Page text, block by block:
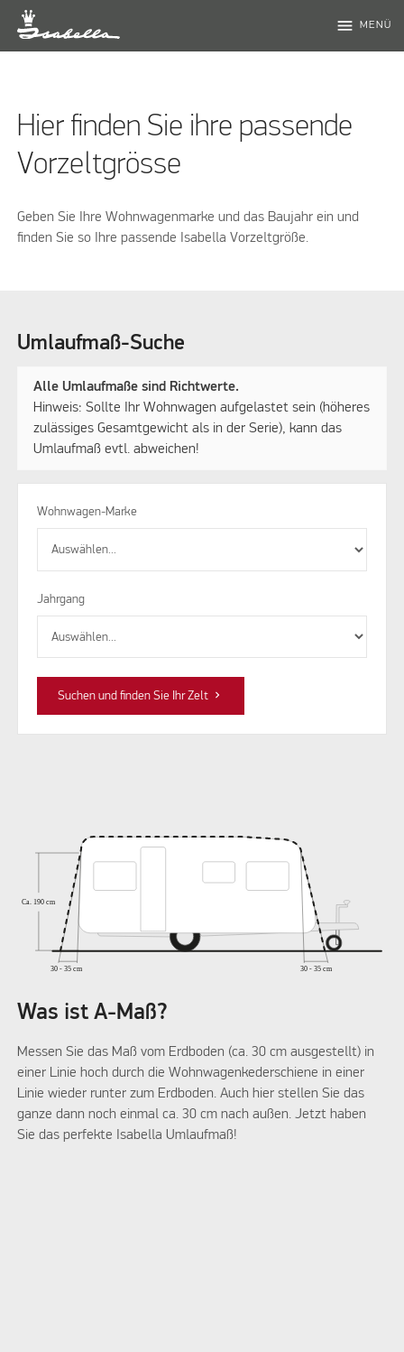
menu MENÜ
Hier finden Sie ihre passende
Vorzeltgrösse
Geben Sie Ihre Wohnwagenmarke und das Baujahr ein und
finden Sie so Ihre passende Isabella Vorzeltgröße.
Umlaufmaß-Suche
Alle Umlaufmaße sind Richtwerte.
Hinweis: Sollte Ihr Wohnwagen aufgelastet sein (höheres
zulässiges Gesamtgewicht als in der Serie), kann das
Umlaufmaß evtl. abweichen!
Wohnwagen-Marke
Jahrgang
Suchen und finden Sie Ihr Zelt keyboard_arrow_right
Was ist A-Maß?
Messen Sie das Maß vom Erdboden (ca. 30 cm ausgestellt) in
einer Linie hoch durch die Wohnwagenkederschiene in einer
Linie wieder runter zum Erdboden. Auch hier stellen Sie das
ganze dann noch einmal ca. 30 cm nach außen. Jetzt haben
Sie das perfekte Isabella Umlaufmaß!